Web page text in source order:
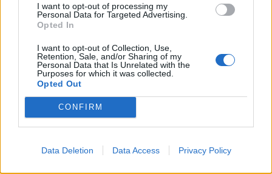
I want to opt-out of processing my
Personal Data for Targeted Advertising.
Opted In
I want to opt-out of Collection, Use,
Retention, Sale, and/or Sharing of my
Personal Data that Is Unrelated with the
Purposes for which it was collected.
Opted Out
CONFIRM
Data Deletion Data Access Privacy Policy
Registrace od: 10.03.2024 18:33
Online: Není nikde online
Prochatováno: 0.00 hod.
Počet přátel: 0
Profil zobrazen: 581x
Oblibené místnosti: Žádné
Sledované diskuze